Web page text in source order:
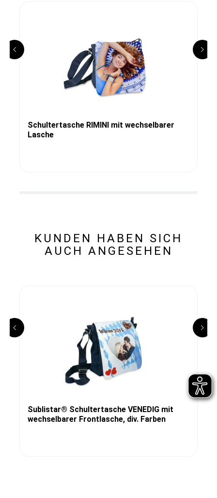
Schultertasche RIMINI mit wechselbarer
Lasche
KUNDEN HABEN SICH
AUCH ANGESEHEN
Sublistar® Schultertasche VENEDIG mit
wechselbarer Frontlasche, div. Farben